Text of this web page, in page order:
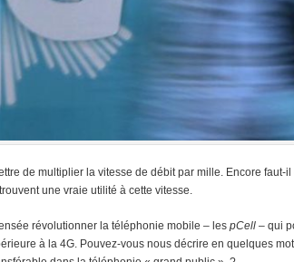
de multiplier la vitesse de débit par mille. Encore faut-il
une vraie utilité à cette vitesse.
révolutionner la téléphonie mobile – les pCell – qui
à la 4G. Pouvez-vous nous décrire en quelques